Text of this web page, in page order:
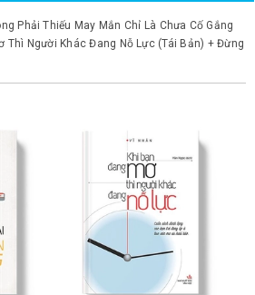
Phải Thiếu May Mắn Chỉ Là Chưa Cố Gắng
Thì Người Khác Đang Nỗ Lực (Tái Bản) + Đừng